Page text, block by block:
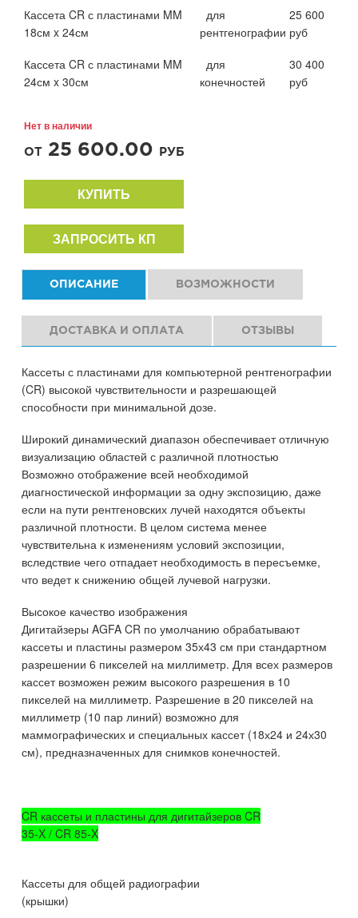
Кассета CR с пластинами MM
18см x 24см
для
рентгенографии
25 600
руб
Кассета CR с пластинами MM
24см x 30см
для
конечностей
30 400
руб
Нет в наличии
ОТ 25 600.00 РУБ
КУПИТЬ
ЗАПРОСИТЬ КП
ОПИСАНИЕ ВОЗМОЖНОСТИ
ДОСТАВКА И ОПЛАТА ОТЗЫВЫ
Кассеты с пластинами для компьютерной рентгенографии
(CR) высокой чувствительности и разрешающей
способности при минимальной дозе.
Широкий динамический диапазон обеспечивает отличную
визуализацию областей с различной плотностью
Возможно отображение всей необходимой
диагностической информации за одну экспозицию, даже
если на пути рентгеновских лучей находятся объекты
различной плотности. В целом система менее
чувствительна к изменениям условий экспозиции,
вследствие чего отпадает необходимость в пересъемке,
что ведет к снижению общей лучевой нагрузки.
Высокое качество изображения
Дигитайзеры AGFA CR по умолчанию обрабатывают
кассеты и пластины размером 35х43 см при стандартном
разрешении 6 пикселей на миллиметр. Для всех размеров
кассет возможен режим высокого разрешения в 10
пикселей на миллиметр. Разрешение в 20 пикселей на
миллиметр (10 пар линий) возможно для
маммографических и специальных кассет (18х24 и 24х30
см), предназначенных для снимков конечностей.
CR кассеты и пластины для дигитайзеров CR
35-X / CR 85-X
Кассеты для общей радиографии
(крышки)